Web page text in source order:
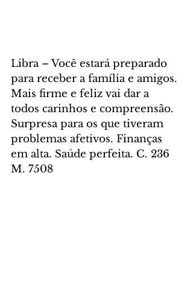
Libra – Você estará preparado
para receber a família e amigos.
Mais firme e feliz vai dar a
todos carinhos e compreensão.
Surpresa para os que tiveram
problemas afetivos. Finanças
em alta. Saúde perfeita. C. 236
M. 7508